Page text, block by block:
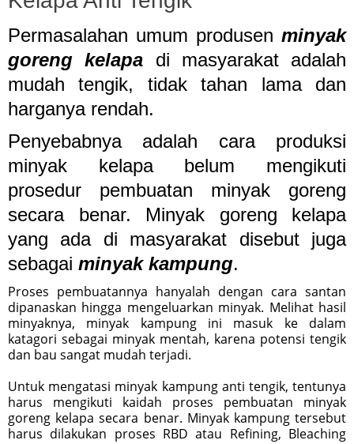
Permasalahan umum produsen minyak
goreng kelapa di masyarakat adalah
mudah tengik, tidak tahan lama dan
harganya rendah.
Penyebabnya adalah cara produksi
minyak kelapa belum mengikuti
prosedur pembuatan minyak goreng
secara benar. Minyak goreng kelapa
yang ada di masyarakat disebut juga
sebagai minyak kampung.
Proses pembuatannya hanyalah dengan cara santan
dipanaskan hingga mengeluarkan minyak. Melihat hasil
minyaknya, minyak kampung ini masuk ke dalam
katagori sebagai minyak mentah, karena potensi tengik
dan bau sangat mudah terjadi.
Untuk mengatasi minyak kampung anti tengik, tentunya
harus mengikuti kaidah proses pembuatan minyak
goreng kelapa secara benar. Minyak kampung tersebut
harus dilakukan proses RBD atau Refining, Bleaching